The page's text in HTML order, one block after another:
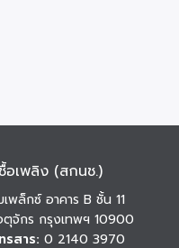
อเพลิง (สกนช.)
พล็กซ์ อาคาร B ชั้น 11
จักร กรุงเทพฯ 10900
รสาร: 0 2140 3970